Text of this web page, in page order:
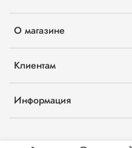
О магазине
Клиентам
Информация